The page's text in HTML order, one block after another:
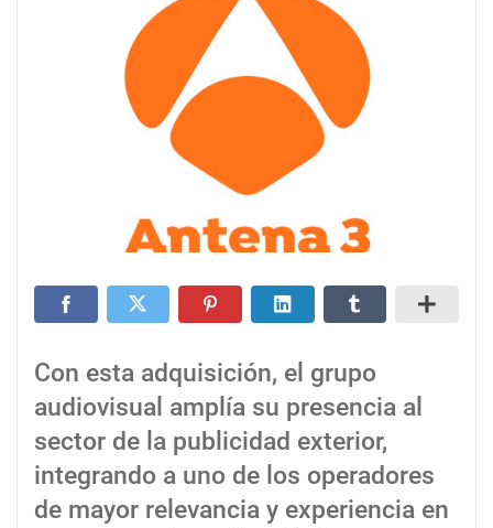
Con esta adquisición, el grupo
audiovisual amplía su presencia al
sector de la publicidad exterior,
integrando a uno de los operadores
de mayor relevancia y experiencia en